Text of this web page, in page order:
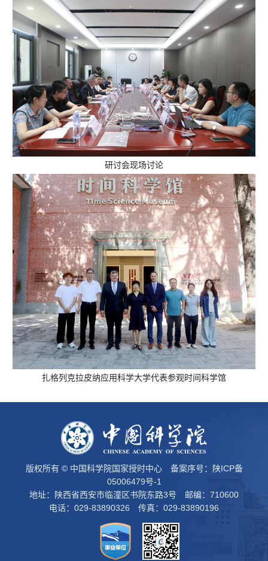
研讨会现场讨论
扎格列克拉皮纳应用科学大学代表参观时间科学馆
版权所有 © 中国科学院国家授时中心 备案序号：
陕ICP备
05006479号-1
地址：陕西省西安市临潼区书院东路3号 邮编：710600
电话：029-83890326 传真：029-83890196